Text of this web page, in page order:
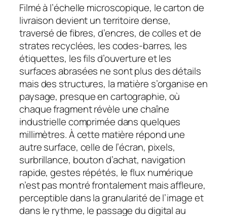
Filmé à l’échelle microscopique, le carton de
livraison devient un territoire dense,
traversé de fibres, d’encres, de colles et de
strates recyclées, les codes-barres, les
étiquettes, les fils d’ouverture et les
surfaces abrasées ne sont plus des détails
mais des structures, la matière s’organise en
paysage, presque en cartographie, où
chaque fragment révèle une chaîne
industrielle comprimée dans quelques
millimètres. À cette matière répond une
autre surface, celle de l’écran, pixels,
surbrillance, bouton d’achat, navigation
rapide, gestes répétés, le flux numérique
n’est pas montré frontalement mais affleure,
perceptible dans la granularité de l’image et
dans le rythme, le passage du digital au